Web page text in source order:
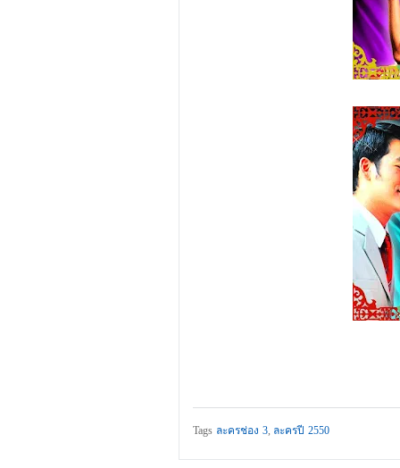
Tags ละครช่อง 3, ละครปี 2550